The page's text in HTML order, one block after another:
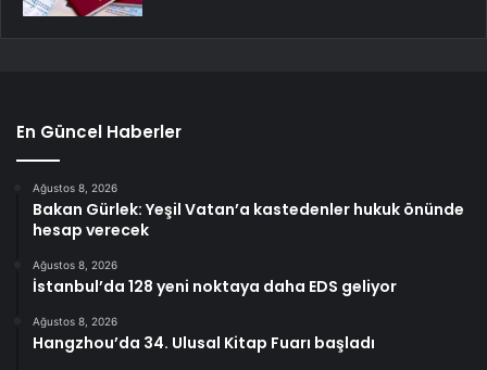
En Güncel Haberler
Ağustos 8, 2026
Bakan Gürlek: Yeşil Vatan’a kastedenler hukuk önünde
hesap verecek
Ağustos 8, 2026
İstanbul’da 128 yeni noktaya daha EDS geliyor
Ağustos 8, 2026
Hangzhou’da 34. Ulusal Kitap Fuarı başladı